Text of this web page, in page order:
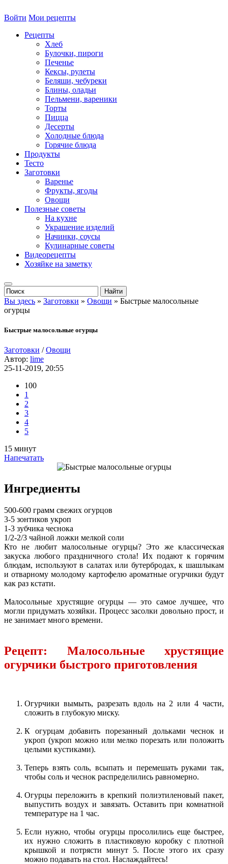
Войти Мои рецепты
Рецепты
Хлеб
Булочки, пироги
Печенье
Кексы, рулеты
Беляши, чебуреки
Блины, оладьи
Пельмени, вареники
Торты
Пицца
Десерты
Холодные блюда
Горячие блюда
Продукты
Тесто
Заготовки
Варенье
Фрукты, ягоды
Овощи
Полезные советы
На кухне
Украшение изделий
Начинки, соусы
Кулинарные советы
Видеорецепты
Хозяйке на заметку
Вы здесь » Заготовки » Овощи » Быстрые малосольные
огурцы
Быстрые малосольные огурцы
Заготовки /Овощи
Автор: lime
25-11-2019, 20:55
100
1
2
3
4
5
15 минут
Напечатать
Ингредиенты
500-600 грамм свежих огурцов
3-5 зонтиков укроп
1-3 зубчика чеснока
1/2-2/3 чайной ложки мелкой соли
Кто не любит малосольные огурцы? Это же классическая
закуска любого праздничного стола! Их подают к горячим
блюдам, используют в салатах или бутербродах, к шашлыкам
и отварному молодому картофелю ароматные огурчики будут
как раз кстати.
Малосольные хрустящие огурцы — это самое лучшее, что
могли придумать хозяйки. Процесс засолки довольно прост, и
не занимает много времени.
Рецепт: Малосольные хрустящие
огурчики быстрого приготовления
Огурчики вымыть, разрезать вдоль на 2 или 4 части,
сложить в глубокую миску.
К огурцам добавить порезанный дольками чеснок и
укроп (укроп можно или мелко порезать или положить
целыми кустиками).
Теперь взять соль, всыпать и перемешать руками так,
чтобы соль и чеснок распределились равномерно.
Огурцы переложить в крепкий полиэтиленовый пакет,
выпустить воздух и завязать. Оставить при комнатной
температуре на 1 час.
Если нужно, чтобы огурцы просолились еще быстрее,
их нужно сложить в пластиковую коробку с плотной
крышкой и потрясти минут 5. После этого их сразу
можно подавать на стол. Наслаждайтесь!